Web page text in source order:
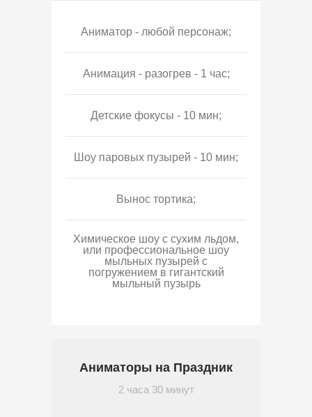
Аниматор - любой персонаж;
Анимация - разогрев - 1 час;
Детские фокусы - 10 мин;
Шоу паровых пузырей - 10 мин;
Вынос тортика;
Химическое шоу с сухим льдом,
или профессиональное шоу
мыльных пузырей с
погружением в гигантский
мыльный пузырь
Аниматоры на Праздник
2 часа 30 минут